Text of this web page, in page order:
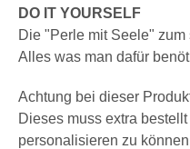
DO IT YOURSELF
Die "Perle mit Seele"
Alles was man dafür
Achtung bei dieser
Dieses muss extra
personalisieren zu